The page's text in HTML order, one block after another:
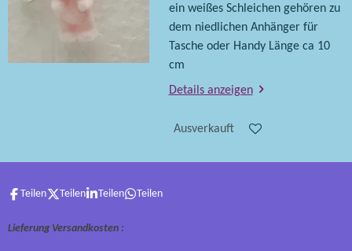
ein weißes Schleichen gehören zu
dem niedlichen Anhänger für
Tasche oder Handy Länge ca 10
cm
Details anzeigen
Ausverkauft
Teilen Teilen Teilen Teilen
Lieferung Versandkosten :